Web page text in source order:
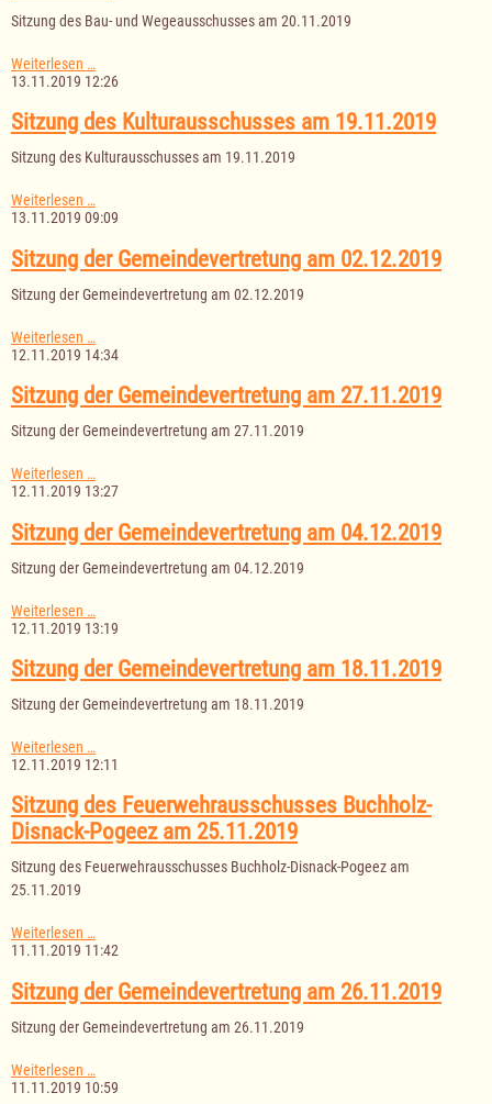
Sitzung des Bau- und Wegeausschusses am 20.11.2019
Weiterlesen …
des
und
Wegeausschusses
am
20.11.2019
13.11.2019 12:26
Sitzung des Kulturausschusses am 19.11.2019
Sitzung des Kulturausschusses am 19.11.2019
Weiterlesen …Sitzung
des
am
19.11.2019
13.11.2019 09:09
Sitzung der Gemeindevertretung am 02.12.2019
Sitzung der Gemeindevertretung am 02.12.2019
Weiterlesen …
der
am
02.12.2019
12.11.2019 14:34
Sitzung der Gemeindevertretung am 27.11.2019
Sitzung der Gemeindevertretung am 27.11.2019
Weiterlesen …Sitzung
der
am
27.11.2019
12.11.2019 13:27
Sitzung der Gemeindevertretung am 04.12.2019
Sitzung der Gemeindevertretung am 04.12.2019
Weiterlesen …
der
am
04.12.2019
12.11.2019 13:19
Sitzung der Gemeindevertretung am 18.11.2019
Sitzung der Gemeindevertretung am 18.11.2019
Weiterlesen …
der
am
18.11.2019
12.11.2019 12:11
Sitzung des Feuerwehrausschusses Buchholz-
Disnack-Pogeez am 25.11.2019
Sitzung des Feuerwehrausschusses Buchholz-Disnack-Pogeez am
25.11.2019
Weiterlesen …Sitzung
des
Buchholz-
Disnack-
Pogeez
am
11.11.2019 11:42
Sitzung der Gemeindevertretung am 26.11.2019
Sitzung der Gemeindevertretung am 26.11.2019
Weiterlesen …
der
11.11.2019 10:59